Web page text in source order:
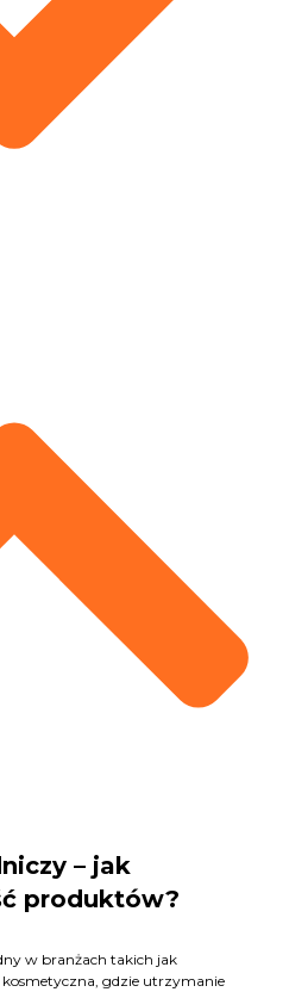
– jak
produktów?
w branżach takich jak
gdzie utrzymanie